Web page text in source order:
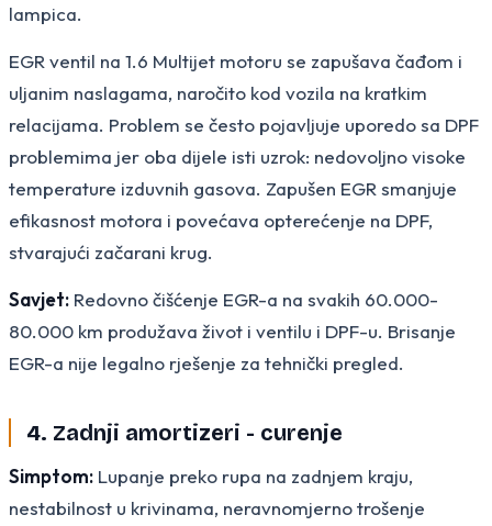
lampica.
EGR ventil na 1.6 Multijet motoru se zapušava čađom i
uljanim naslagama, naročito kod vozila na kratkim
relacijama. Problem se često pojavljuje uporedo sa DPF
problemima jer oba dijele isti uzrok: nedovoljno visoke
temperature izduvnih gasova. Zapušen EGR smanjuje
efikasnost motora i povećava opterećenje na DPF,
stvarajući začarani krug.
Savjet: Redovno čišćenje EGR-a na svakih 60.000-
80.000 km produžava život i ventilu i DPF-u. Brisanje
EGR-a nije legalno rješenje za tehnički pregled.
4. Zadnji amortizeri - curenje
Simptom: Lupanje preko rupa na zadnjem kraju,
nestabilnost u krivinama, neravnomjerno trošenje